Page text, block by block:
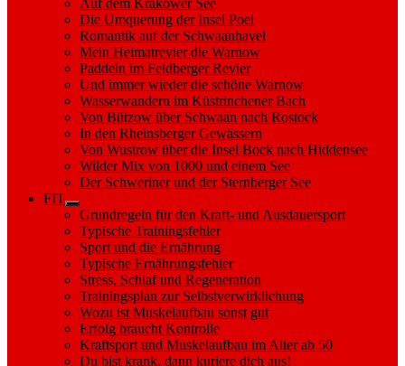
Auf dem Krakower See
Die Umquerung der Insel Poel
Romantik auf der Schwaanhavel
Mein Heimatrevier die Warnow
Paddeln im Feldberger Revier
Und immer wieder die schöne Warnow
Wasserwandern im Küstrinchener Bach
Von Bützow über Schwaan nach Rostock
In den Rheinsberger Gewässern
Von Wustrow über die Insel Bock nach Hiddensee
Wilder Mix von 1000 und einem See
Der Schweriner und der Sternberger See
FIT
Show
sub
menu
Grundregeln für den Kraft- und Ausdauersport
Typische Trainingsfehler
Sport und die Ernährung
Typische Ernährungsfehler
Stress, Schlaf und Regeneration
Trainingsplan zur Selbstverwirklichung
Wozu ist Muskelaufbau sonst gut
Erfolg braucht Kontrolle
Kraftsport und Muskelaufbau im Alter ab 50
Du bist krank, dann kuriere dich aus!